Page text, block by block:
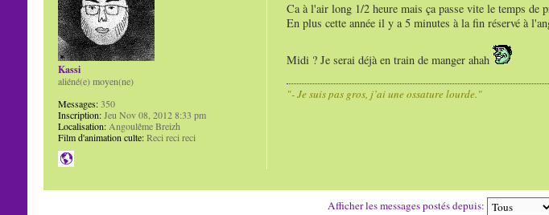
Ca à l'air long 1/2 heure mais ça passe vite le temps de
En plus cette année il y a 5 minutes à la fin réservé à
Midi ? Je serai déjà en train de manger ahah
"- Je suis pas gros, j’ai une ossature lourde."
Kassi
aliéné(e) moyen(ne)
Messages:350
Inscription:Jeu Nov 08, 2012 8:33 pm
Localisation:Angoulême Breizh
Film d'animation culte:Reci reci reci
Afficher les messages postés depuis: